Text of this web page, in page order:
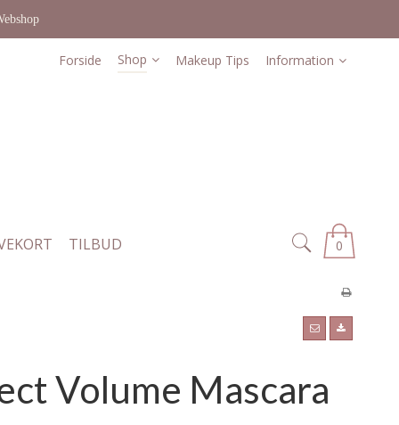
Forside Shop Makeup Tips Information
0
TILBUD
Volume Mascara